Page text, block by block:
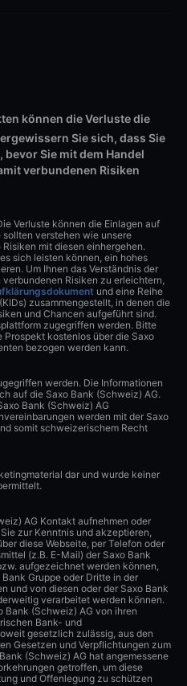
können die Verluste die
Sie sich, dass Sie
Sie mit dem Handel
verbundenen Risiken
Verluste können die Einlagen auf
verstehen wie unsere
mit diesen einhergehen.
sich leisten können, ein hohes
Um Ihnen das Verständnis der
Risiken zu erleichtern,
und eine Reihe
zusammengestellt, in denen die
und Chancen aufgeführt sind.
zugegriffen werden. Bitte
kostenlos über die Saxo
bezogen werden kann.
werden. Die Informationen
auf die Saxo Bank (Schweiz) AG.
Bank (Schweiz) AG
werden mit der Saxo
somit schweizerischem Recht
dar und wurde keiner
AG Kontakt aufnehmen oder
zur Kenntnis und akzeptieren,
diese Webseite, per Telefon oder
(z.B. E-Mail) der Saxo Bank
aufgezeichnet werden können,
Gruppe oder Dritte in der
und von diesen oder der Saxo Bank
verarbeitet werden können.
Bank (Schweiz) AG von ihren
Bank- und
gesetzlich zulässig, aus den
Gesetzen und Verpflichtungen zum
(Schweiz) AG hat angemessene
getroffen, um diese
und Offenlegung zu schützen